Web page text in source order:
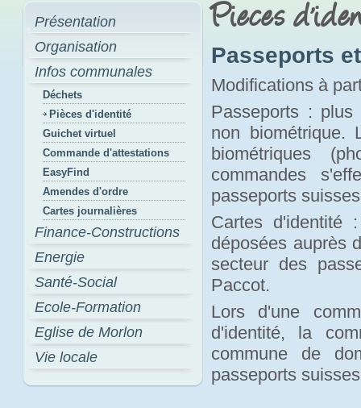
Présentation
Organisation
Infos communales
Déchets
Pièces d'identité
Guichet virtuel
Commande d'attestations
EasyFind
Amendes d'ordre
Cartes journalières
Finance-Constructions
Energie
Santé-Social
Ecole-Formation
Eglise de Morlon
Vie locale
Pieces
Passeports
Modifications à
Passeports : plus
non biométrique.
biométriques
commandes
passeports
Cartes d'identité
déposées auprès
secteur des
Paccot.
Lors d'une
d'identité, la
commune de
passeports